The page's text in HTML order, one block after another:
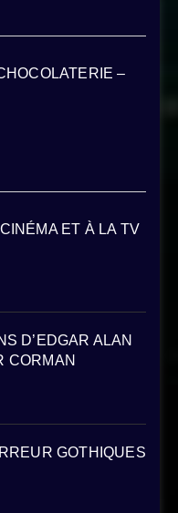
–
ET À LA TV
D’EDGAR ALAN
CORMAN
GOTHIQUES